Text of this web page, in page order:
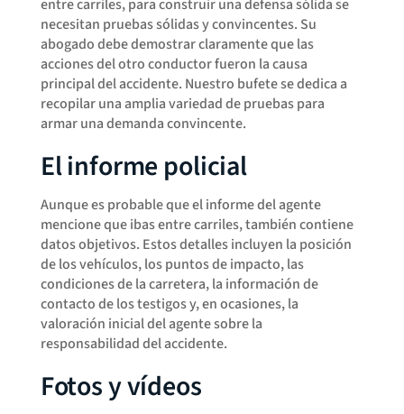
entre carriles, para construir una defensa sólida se
necesitan pruebas sólidas y convincentes. Su
abogado debe demostrar claramente que las
acciones del otro conductor fueron la causa
principal del accidente. Nuestro bufete se dedica a
recopilar una amplia variedad de pruebas para
armar una demanda convincente.
El informe policial
Aunque es probable que el informe del agente
mencione que ibas entre carriles, también contiene
datos objetivos. Estos detalles incluyen la posición
de los vehículos, los puntos de impacto, las
condiciones de la carretera, la información de
contacto de los testigos y, en ocasiones, la
valoración inicial del agente sobre la
responsabilidad del accidente.
Fotos y vídeos